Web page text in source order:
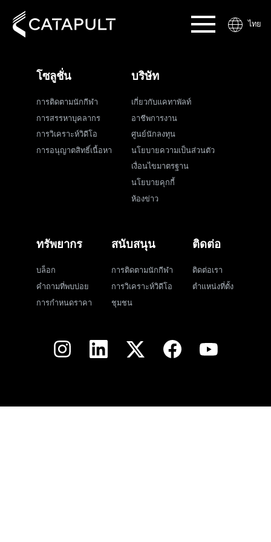
ไทย
โซลูชั่น
การติดตามนักกีฬา
การสรรหาบุคลากร
การวิเคราะห์วิดีโอ
การอนุญาตสิทธิ์เนื้อหา
บริษัท
เกี่ยวกับแคทาพัลท์
อาชีพการงาน
ศูนย์นักลงทุน
นโยบายความเป็นส่วนตัว
เงื่อนไขมาตรฐาน
นโยบายคุกกี้
ห้องข่าว
ทรัพยากร
บล็อก
คำถามที่พบบ่อย
การกำหนดราคา
สนับสนุน
การติดตามนักกีฬา
การวิเคราะห์วิดีโอ
ชุมชน
ติดต่อ
ติดต่อเรา
ตำแหน่งที่ตั้ง